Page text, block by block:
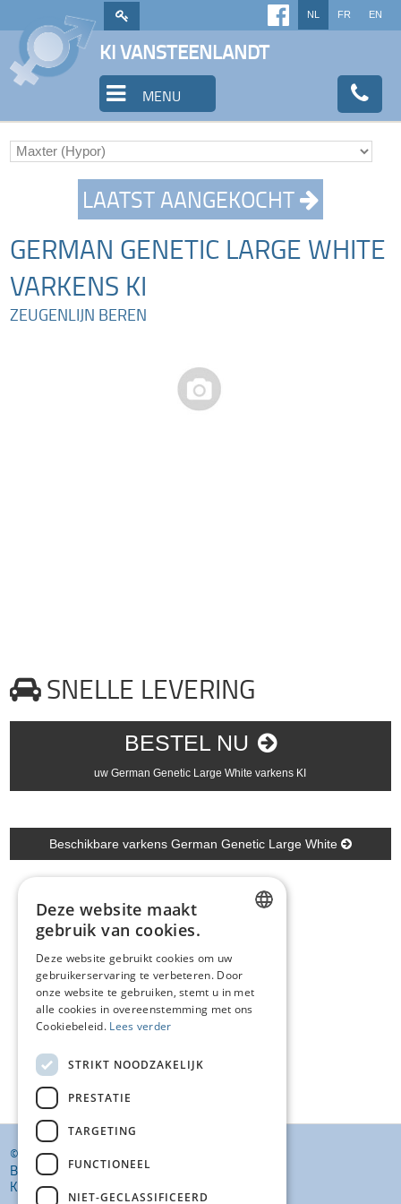
NL FR EN
KI VANSTEENLANDT
MENU
LAATST AANGEKOCHT
GERMAN GENETIC LARGE WHITE
VARKENS KI
ZEUGENLIJN BEREN
SNELLE LEVERING
BESTEL NU
uw German Genetic Large White varkens KI
Beschikbare varkens German Genetic Large White
© KI VANSTEENLANDT BV
BANKELINDEWEG 33
KROMBEKE (POPERINGE) 8972
FRENCH
ENGLISH
Deze website maakt
gebruik van cookies.
Deze website gebruikt cookies om uw
gebruikerservaring te verbeteren. Door
onze website te gebruiken, stemt u in met
alle cookies in overeenstemming met ons
Cookiebeleid. Lees verder
STRIKT NOODZAKELIJK
PRESTATIE
TARGETING
FUNCTIONEEL
NIET-GECLASSIFICEERD